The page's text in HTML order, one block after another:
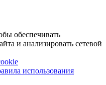
обеспечивать
и анализировать сетевой
использования